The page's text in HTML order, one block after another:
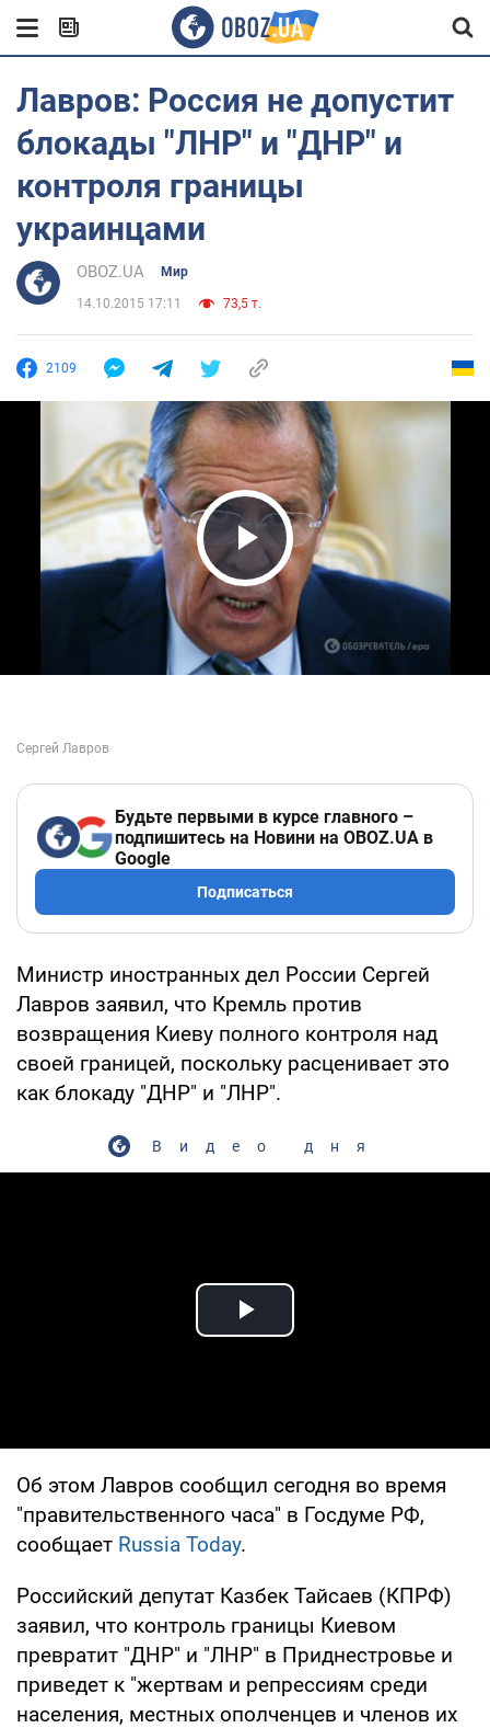
Лавров: Россия не допустит
блокады "ЛНР" и "ДНР" и
контроля границы
украинцами
OBOZ.UA Мир
14.10.2015 17:11 73,5 т.
2109
Play Video
Будьте первыми в курсе главного –
подпишитесь на Новини на OBOZ.UA в
Google
Подписаться
Министр иностранных дел России Сергей
Лавров заявил, что Кремль против
возвращения Киеву полного контроля над
своей границей, поскольку расценивает это
как блокаду "ДНР" и "ЛНР".
Видео дня
Play Video
Об этом Лавров сообщил сегодня во время
"правительственного часа" в Госдуме РФ,
сообщает Russia Today.
Российский депутат Казбек Тайсаев (КПРФ)
заявил, что контроль границы Киевом
превратит "ДНР" и "ЛНР" в Приднестровье и
приведет к "жертвам и репрессиям среди
населения, местных ополченцев и членов их